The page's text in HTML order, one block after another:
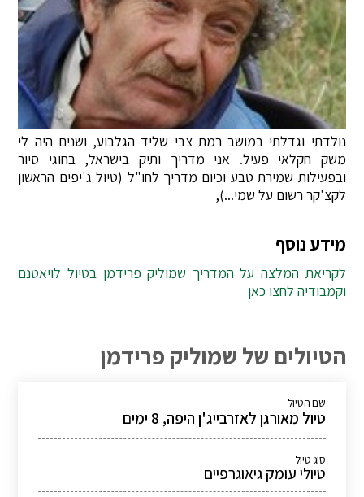
נולדתי וגדלתי במושב רמת צבי שליד הגלבוע, ושנים היה לי
משק חקלאי פעיל. אני מדריך ותיק בישראל, בחוגי סיור
ובפעילות שמירת טבע וכיום מדריך לחו"ל (טיול ג'יפים הראשון
לקצ'קר רשום על שמי...),
מידע נוסף
לקריאת המלצה על המדריך שמוליק פרידמן בטיול לויאטנם
וקמבודיה לחצו כאן
הטיולים של שמוליק פרידמן
שם הטיול
טיול מאורגן לאזרבייג'ן היפה, 8 ימים
סוג טיול
טיולי עומק גיאוגרפיים